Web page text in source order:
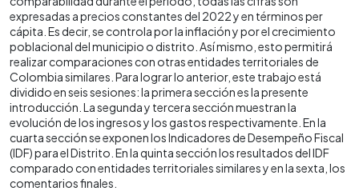
expresadas a precios constantes del 2022 y en términos per
cápita. Es decir, se controla por la inflación y por el crecimiento
poblacional del municipio o distrito. Así mismo, esto permitirá
realizar comparaciones con otras entidades territoriales de
Colombia similares. Para lograr lo anterior, este trabajo está
dividido en seis sesiones: la primera sección es la presente
introducción. La segunda y tercera sección muestran la
evolución de los ingresos y los gastos respectivamente. En la
cuarta sección se exponen los Indicadores de Desempeño Fiscal
(IDF) para el Distrito. En la quinta sección los resultados del IDF
comparado con entidades territoriales similares y en la sexta, los
comentarios finales.